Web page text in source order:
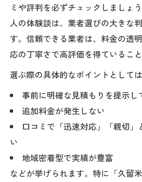
ミや評判を必ずチェックしましょ
人の体験談は、業者選びの大きな
す。信頼できる業者は、料金の透
応の丁寧さで高評価を得ていること
選ぶ際の具体的なポイントとしては
事前に明確な見積もりを提示し
追加料金が発生しない
口コミで「迅速対応」「親切」
い
地域密着型で実績が豊富
などが挙げられます。特に「久留